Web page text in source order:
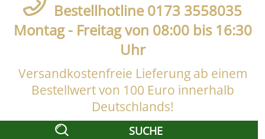
Bestellhotline 0173 3558035
Montag - Freitag von 08:00 bis 16:30
Uhr
Versandkostenfreie Lieferung ab einem
Bestellwert von 100 Euro innerhalb
Deutschlands!
SUCHE